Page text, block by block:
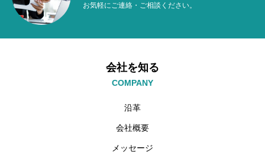
お気軽にご連絡・ご相談ください。
会社を知る
COMPANY
沿革
会社概要
メッセージ